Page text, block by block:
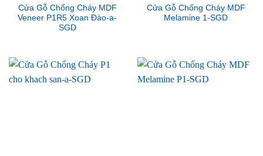
Cửa Gỗ Chống Cháy MDF
Veneer P1R5 Xoan Đào-a-
SGD
Cửa Gỗ Chống Cháy MDF
Melamine 1-SGD